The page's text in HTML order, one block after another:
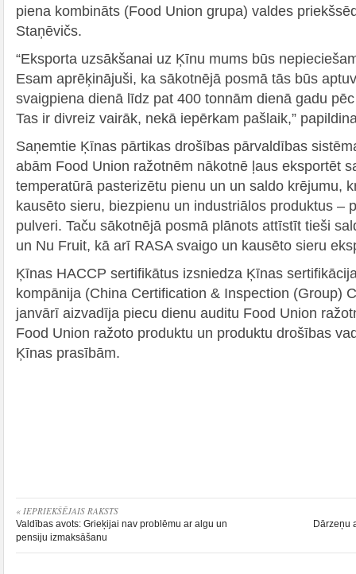
piena kombināts (Food Union grupa) valdes
Staņēvičs.
“Eksporta uzsākšanai uz Ķīnu mums būs
Esam aprēķinājuši, ka sākotnējā posmā tās būs
svaigpiena dienā līdz pat 400 tonnām dienā gadu
Tas ir divreiz vairāk, nekā iepērkam pašlaik,”
Saņemtie Ķīnas pārtikas drošības pārvaldības
abām Food Union ražotnēm nākotnē ļaus eksportēt
temperatūrā pasterizētu pienu un un saldo krējumu,
kausēto sieru, biezpienu un industriālos produktus –
pulveri. Taču sākotnējā posmā plānots attīstīt tieši
un Nu Fruit, kā arī RASA svaigo un kausēto sieru
Ķīnas HACCP sertifikātus izsniedza Ķīnas
kompānija (China Certification & Inspection (Group)
janvārī aizvadīja piecu dienu auditu Food Union
Food Union ražoto produktu un produktu drošības
Ķīnas prasībām.
« IEPRIEKŠĒJAIS RAKSTS
Valdības avots: Grieķijai nav problēmu ar algu un
pensiju izmaksāšanu
Dārzeņu